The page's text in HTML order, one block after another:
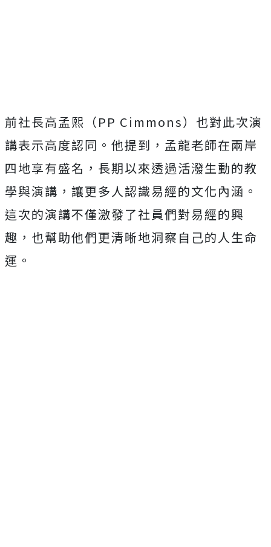
前社長高孟熙（PP Cimmons）也對此次演
講表示高度認同。他提到，孟龍老師在兩岸
四地享有盛名，長期以來透過活潑生動的教
學與演講，讓更多人認識易經的文化內涵。
這次的演講不僅激發了社員們對易經的興
趣，也幫助他們更清晰地洞察自己的人生命
運。